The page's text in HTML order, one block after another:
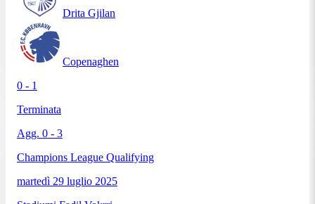
Drita Gjilan
Copenaghen
0 - 1
Terminata
Agg. 0 - 3
Champions League Qualifying
martedì 29 luglio 2025